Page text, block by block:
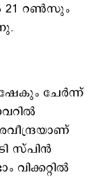
21 റൺസും
ചേർന്ന്
സ്പിൻ